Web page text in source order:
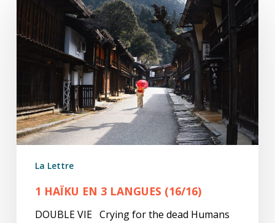
en
3
Langues
La Lettre
1 HAÏKU EN 3 LANGUES (16/16)
DOUBLE VIE Crying for the dead Humans